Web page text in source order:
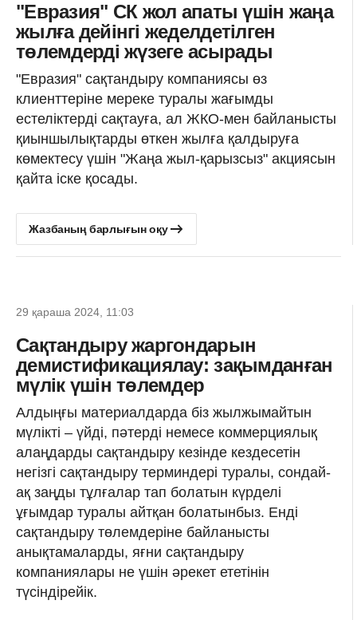
"Евразия" СК жол апаты үшін жаңа
жылға дейінгі жеделдетілген
төлемдерді жүзеге асырады
"Евразия" сақтандыру компаниясы өз
клиенттеріне мереке туралы жағымды
естеліктерді сақтауға, ал ЖКО-мен байланысты
қиыншылықтарды өткен жылға қалдыруға
көмектесу үшін "Жаңа жыл-қарызсыз" акциясын
қайта іске қосады.
Жазбаның барлығын оқу
29 қараша 2024, 11:03
Сақтандыру жаргондарын
демистификациялау: зақымданған
мүлік үшін төлемдер
Алдыңғы материалдарда біз жылжымайтын
мүлікті – үйді, пәтерді немесе коммерциялық
алаңдарды сақтандыру кезінде кездесетін
негізгі сақтандыру терминдері туралы, сондай-
ақ заңды тұлғалар тап болатын күрделі
ұғымдар туралы айтқан болатынбыз. Енді
сақтандыру төлемдеріне байланысты
анықтамаларды, яғни сақтандыру
компаниялары не үшін әрекет ететінін
түсіндірейік.